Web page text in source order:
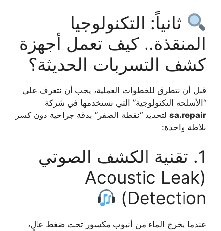
ثانياً: التكنولوجيا
المنقذة.. كيف تعمل أجهزة
كشف التسربات الحديثة؟
قبل أن نتطرق للخطوات العملية، يجب أن نتعرف على
“الأسلحة التكنولوجية” التي نستخدمها في شركة
sa.repair لتحديد “نقطة الصفر” بدقة جراحية دون كسر
بلاطة واحدة:
1. تقنية الكشف الصوتي
(Acoustic Leak
Detection)
عندما يخرج الماء من أنبوب مكسور تحت ضغط عالٍ،